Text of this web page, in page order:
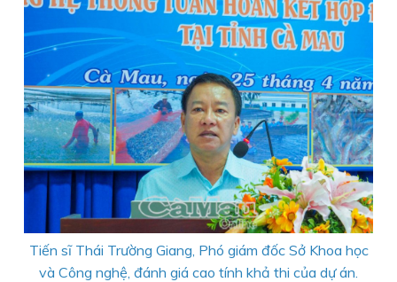
Tiến sĩ Thái Trường Giang, Phó giám đốc Sở Khoa học
và Công nghệ, đánh giá cao tính khả thi của dự án.